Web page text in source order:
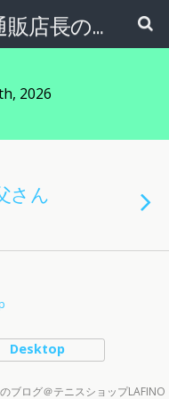
テニスショップ通販店長のブログ＠テニスショップLAFINO 西山克久
2026
さん
Desktop
ブログ＠テニスショップLAFINO